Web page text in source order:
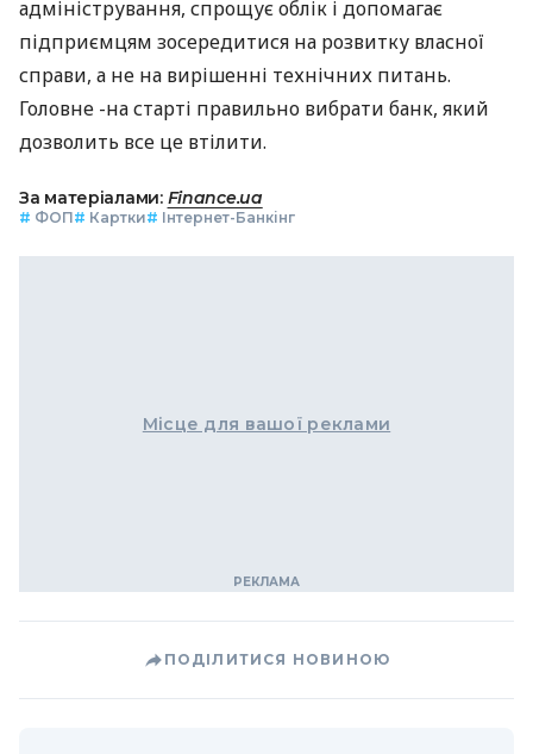
адміністрування, спрощує облік і допомагає
підприємцям зосередитися на розвитку власної
справи, а не на вирішенні технічних питань.
Головне -на старті правильно вибрати банк, який
дозволить все це втілити.
За матеріалами: Finance.ua
# ФОП# Картки# Інтернет-Банкінг
Місце для вашої реклами
ПОДІЛИТИСЯ НОВИНОЮ